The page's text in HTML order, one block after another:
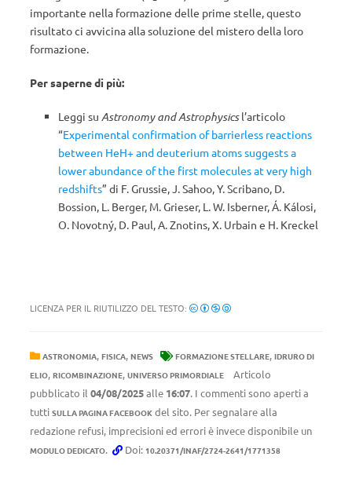
importante nella formazione delle prime stelle, questo
risultato ci avvicina alla soluzione del mistero della loro
formazione.
Per saperne di più:
Leggi su Astronomy and Astrophysicsl’articolo
“Experimental confirmation of barrierless reactions
between HeH+ and deuterium atoms suggests a
lower abundance of the first molecules at very high
redshifts” di F. Grussie, J. Sahoo, Y. Scribano, D.
Bossion, L. Berger, M. Grieser, L. W. Isberner, Á. Kálosi,
O. Novotný, D. Paul, A. Znotins, X. Urbain e H. Kreckel
LICENZA PER IL RIUTILIZZO DEL TESTO:
ASTRONOMIA, FISICA, NEWS FORMAZIONE STELLARE, IDRURO DI
ELIO, RICOMBINAZIONE, UNIVERSO PRIMORDIALE
Articolo
pubblicato il 04/08/2025alle 16:07. I commenti sono aperti a
tutti SULLA PAGINA FACEBOOK del sito. Per segnalare alla
redazione refusi, imprecisioni ed errori è invece disponibile un
MODULO DEDICATO. Doi: 10.20371/INAF/2724-2641/1771358